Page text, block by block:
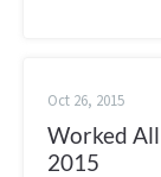
Oct 26, 2015
Worked
2015